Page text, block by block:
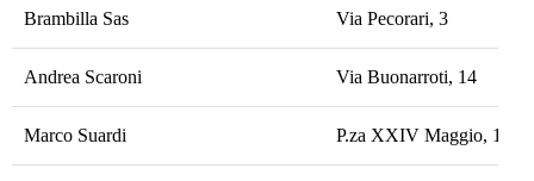
Brambilla Sas Via Pecorari, 3
Andrea Scaroni Via Buonarroti, 14
Marco Suardi P.za XXIV Maggio, 12